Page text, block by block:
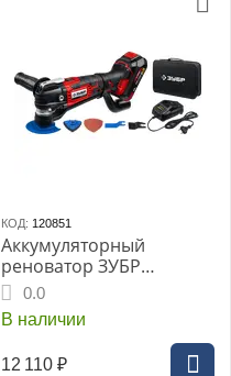
КОД: 120851
Аккумуляторный
реноватор ЗУБР
МФИ-18-21 серия
«МАСТЕР», Li-Ion 1х2Ач,
сумка, насадки
0.0
В наличии
12 110 ₽